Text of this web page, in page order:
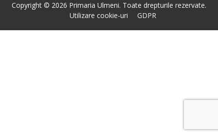
Copyright © 2026 Primaria Ulmeni. Toate drepturile rezervate.
Utilizare cookie-uri
GDPR